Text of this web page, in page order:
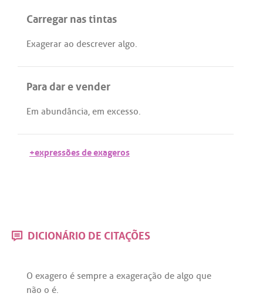
Carregar nas tintas
Exagerar ao descrever algo.
Para dar e vender
Em abundância, em excesso.
+expressões de exageros
DICIONÁRIO DE CITAÇÕES
O exagero é sempre a exageração de algo que
não o é.